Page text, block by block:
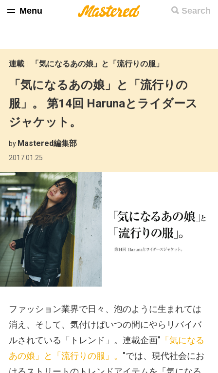
Search
Menu
連載 「気になるあの娘」と「流行りの服」
「気になるあの娘」と「流行りの
服」。 第14回 Harunaとライダース
ジャケット。
by Mastered編集部
2017.01.25
ファッション業界で日々、泡のように生まれては
消え、そして、気付けばいつの間にやらリバイバ
ルされている「トレンド」。連載企画" 「気になる
あの娘」と「流行りの服」。 "では、現代社会にお